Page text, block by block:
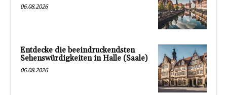
06.08.2026
Entdecke die beeindruckendsten
Sehenswürdigkeiten in Halle (Saale)
06.08.2026